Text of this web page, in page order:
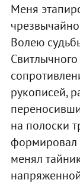
Меня
Волею
рукописей,
на полоски
формировал
менял